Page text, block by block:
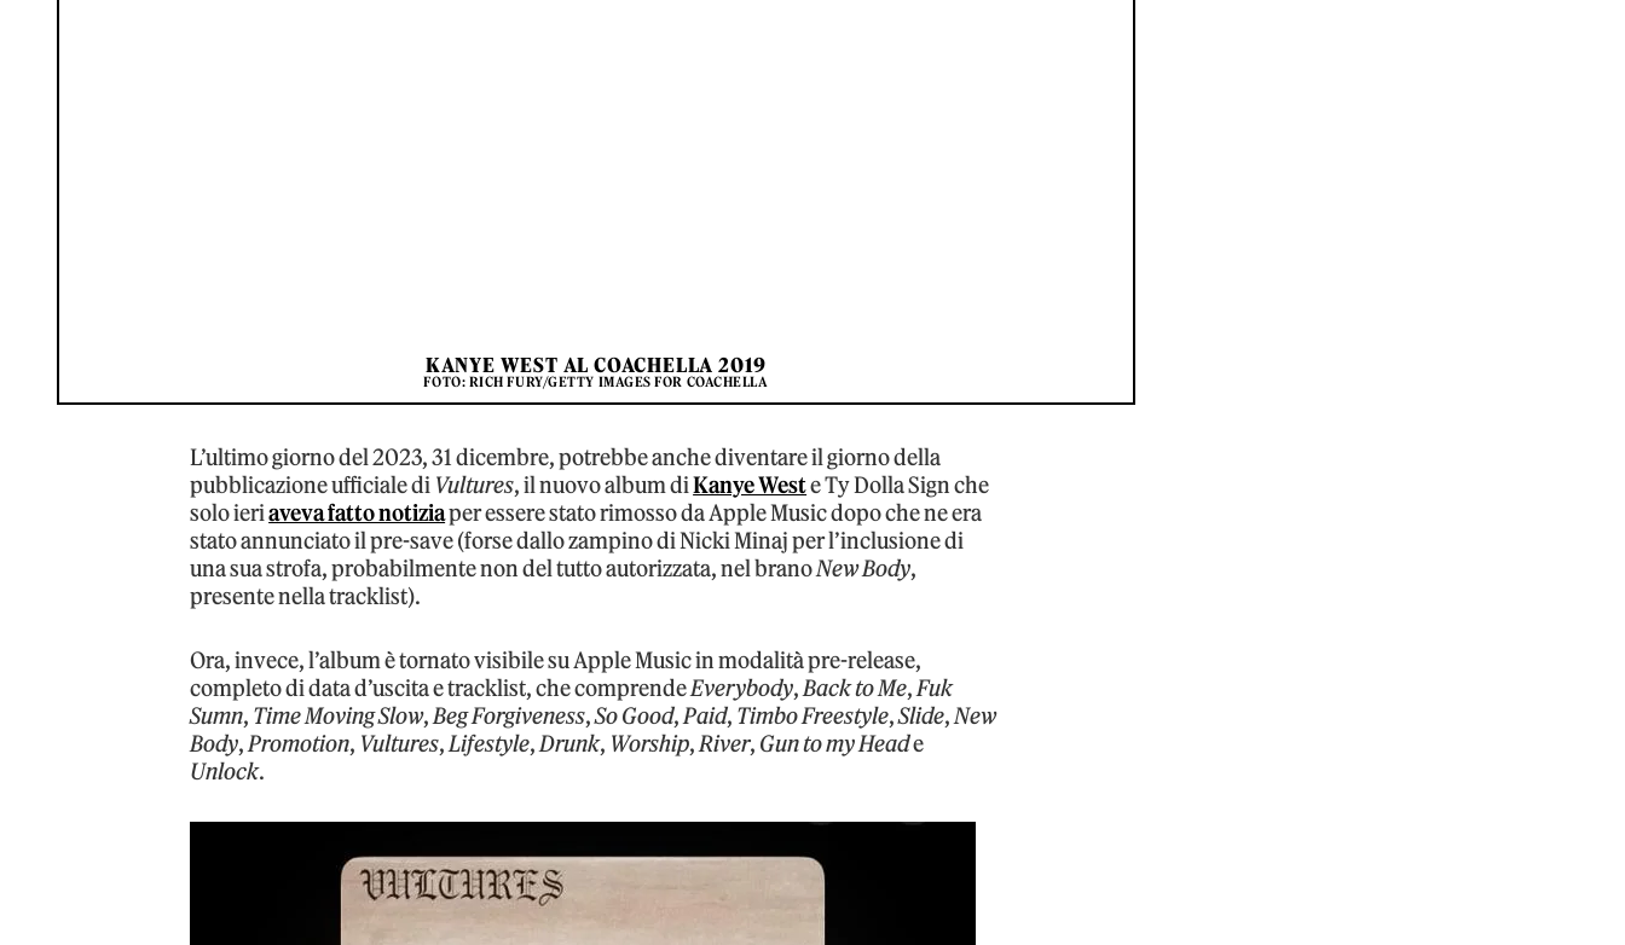
KANYE WEST AL COACHELLA 2019
FOTO: RICH FURY/GETTY IMAGES FOR COACHELLA
L’ultimo giorno del 2023, 31 dicembre, potrebbe anche diventare il giorno della
pubblicazione ufficiale di Vultures, il nuovo album diKanye Weste Ty Dolla Sign che
solo ieriaveva fatto notiziaper essere stato rimosso da Apple Music dopo che ne era
stato annunciato il pre-save (forse dallo zampino di Nicki Minaj per l’inclusione di
una sua strofa, probabilmente non del tutto autorizzata, nel branoNew Body,
presente nella tracklist).
Ora, invece, l’album è tornato visibile su Apple Music in modalità pre-release,
completo di data d’uscita e tracklist, che comprendeEverybody,Back to Me,Fuk
Sumn, Time Moving Slow,Beg Forgiveness,So Good,Paid, Timbo Freestyle,Slide,New
Body,Promotion, Vultures,Lifestyle,Drunk, Worship,River, Gun to my Heade
Unlock.